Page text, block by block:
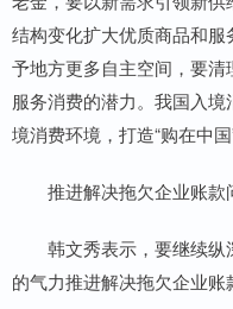
结构变化扩大优质商品和服
予地方更多自主空间，要
服务消费的潜力。我国入
境消费环境，打造“购在中国
推进解决拖欠企业账款
韩文秀表示，要继续纵
的气力推进解决拖欠企业账